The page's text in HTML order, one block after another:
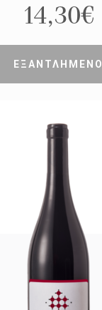
14,30€
ΕΞΑΝΤΛΗΜΕΝΟ